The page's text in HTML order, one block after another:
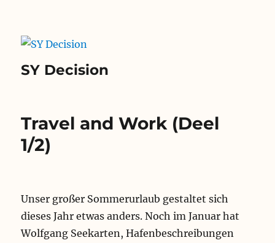
SY Decision
Travel and Work (Deel
1/2)
Unser großer Sommerurlaub gestaltet sich
dieses Jahr etwas anders. Noch im Januar hat
Wolfgang Seekarten, Hafenbeschreibungen